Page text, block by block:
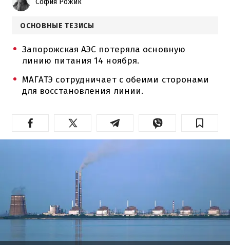
ОСНОВНЫЕ ТЕЗИСЫ
Запорожская АЭС потеряла основную
линию питания 14 ноября.
МАГАТЭ сотрудничает с обеими сторонами
для восстановления линии.